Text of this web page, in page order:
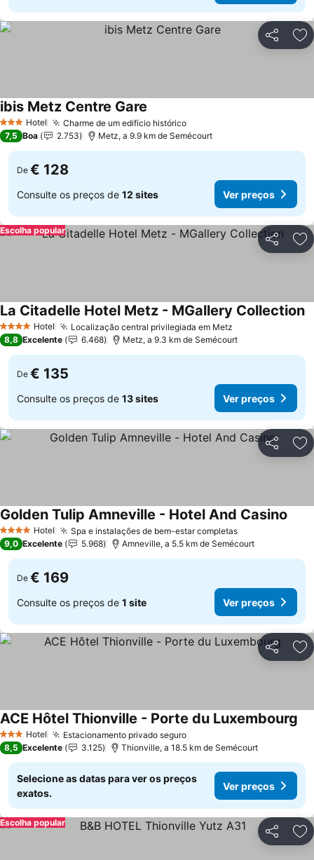
Partilhar
3 EstrelasHotel Charme de um edifício históricoVer preços
ibis Metz Centre Gare
7,5 Boa 2.753 Metz, a 9.9 km de Semécourt
De € 128
Consulte os preços de 12 sites Ver preços
Partilhar
Escolha popular
4 EstrelasHotel Localização central privilegiada em Metz
La Citadelle Hotel Metz - MGallery Collection
8,8 Excelente 6.468 Metz, a 9.3 km de Semécourt
De € 135
Consulte os preços de 13 sites Ver preços
Partilhar
4 EstrelasHotel Spa e instalações de bem-estar completasVer preços
Golden Tulip Amneville - Hotel And Casino
9,0 Excelente 5.968 Amneville, a 5.5 km de Semécourt
De € 169
Consulte os preços de 1 site Ver preços
Partilhar
3 EstrelasHotel Estacionamento privado seguroVer preços
ACE Hôtel Thionville - Porte du Luxembourg
8,5 Excelente 3.125 Thionville, a 18.5 km de Semécourt
Selecione as datas para ver os preços
exatos.
Ver preços
Partilhar
Escolha popular